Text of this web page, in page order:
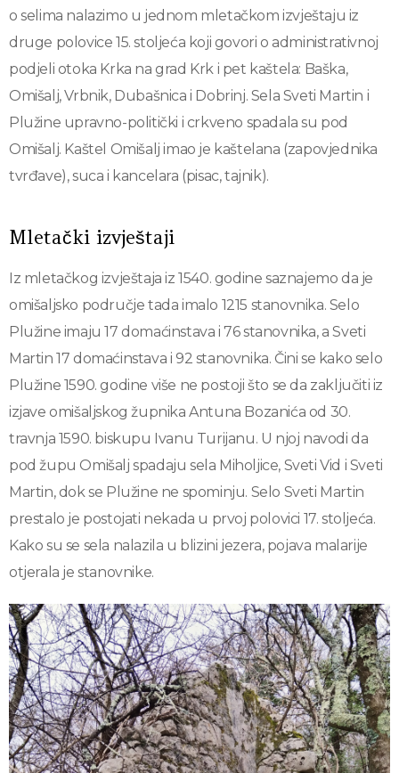
o selima nalazimo u jednom mletačkom izvještaju iz
druge polovice 15. stoljeća koji govori o administrativnoj
podjeli otoka Krka na grad Krk i pet kaštela: Baška,
Omišalj, Vrbnik, Dubašnica i Dobrinj. Sela Sveti Martin i
Plužine upravno-politički i crkveno spadala su pod
Omišalj. Kaštel Omišalj imao je kaštelana (zapovjednika
tvrđave), suca i kancelara (pisac, tajnik).
Mletački izvještaji
Iz mletačkog izvještaja iz 1540. godine saznajemo da je
omišaljsko područje tada imalo 1215 stanovnika. Selo
Plužine imaju 17 domaćinstava i 76 stanovnika, a Sveti
Martin 17 domaćinstava i 92 stanovnika. Čini se kako selo
Plužine 1590. godine više ne postoji što se da zaključiti iz
izjave omišaljskog župnika Antuna Bozanića od 30.
travnja 1590. biskupu Ivanu Turijanu. U njoj navodi da
pod župu Omišalj spadaju sela Miholjice, Sveti Vid i Sveti
Martin, dok se Plužine ne spominju. Selo Sveti Martin
prestalo je postojati nekada u prvoj polovici 17. stoljeća.
Kako su se sela nalazila u blizini jezera, pojava malarije
otjerala je stanovnike.